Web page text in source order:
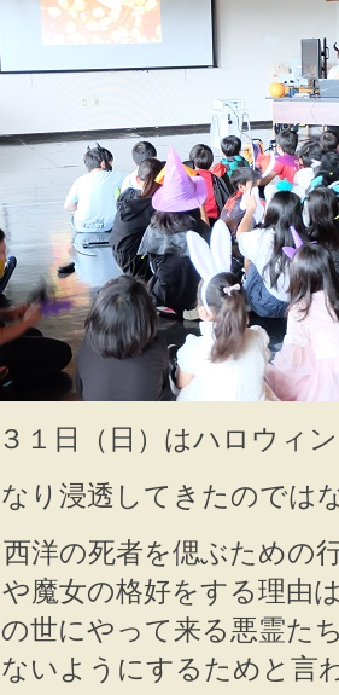
１日（日）はハロウィ
り浸透してきたのでは
洋の死者を偲ぶための
魔女の格好をする理由
世にやって来る悪霊た
いようにするためと言